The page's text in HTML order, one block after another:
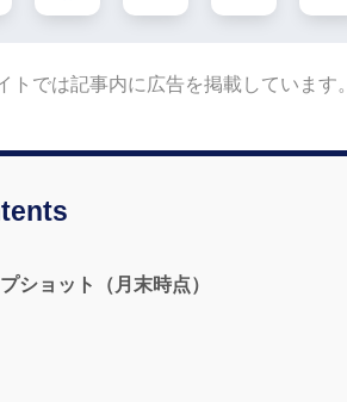
トでは記事内に広告を掲載しています。
ショット（月末時点）